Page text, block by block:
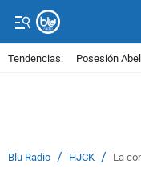
Tendencias: Posesión
Blu Radio / HJCK / La